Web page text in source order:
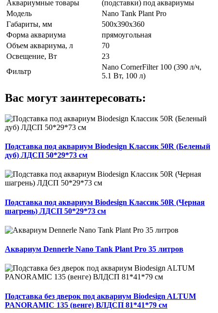
Аквариумные товары
(подставки) под аквариумы
Модель
Nano Tank Plant Pro
Габариты, мм
500х390х360
Форма аквариума
прямоугольная
Объем аквариума, л
70
Освещение, Вт
23
Фильтр
Nano CornerFilter 100 (390 л/ч,
5.1 Вт, 100 л)
Вас могут заинтересовать:
Подставка под аквариум Biodesign Классик 50R (Беленый
дуб) ЛДСП 50*29*73 см
Подставка под аквариум Biodesign Классик 50R (Черная
шагрень) ЛДСП 50*29*73 см
Аквариум Dennerle Nano Tank Plant Pro 35 литров
Подставка без дверок под аквариум Biodesign ALTUM
PANORAMIC 135 (венге) ВЛДСП 81*41*79 см